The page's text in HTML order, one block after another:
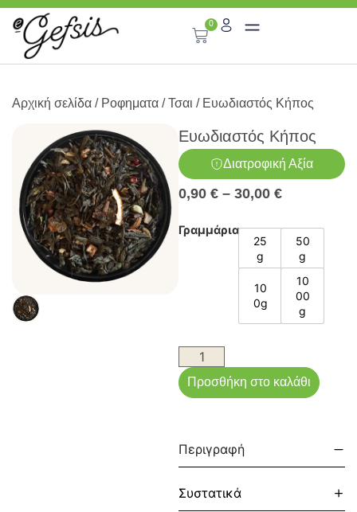
0
Αρχική σελίδα / Ροφηματα /Τσαι / Ευωδιαστός Κήπος
Ευωδιαστός Κήπος
Διατροφική Αξία
0,90 € – 30,00 €
Γραμμάρια
25
g
50
g
10
0g
10
00
g
Προσθήκη στο καλάθι
Περιγραφή
Συστατικά